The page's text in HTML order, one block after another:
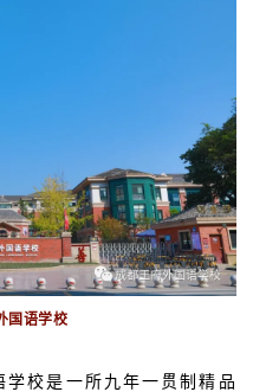
国语学校
校是一所九年一贯制精品